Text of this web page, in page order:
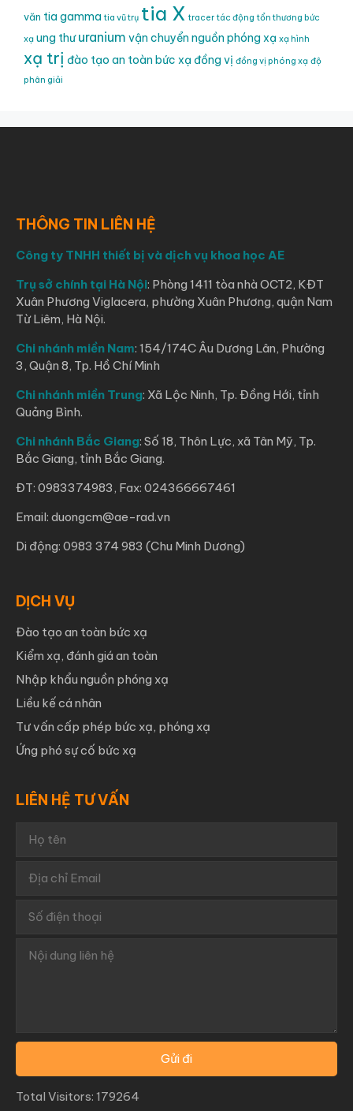
văn tia gamma tia vũ trụ tia X tracer tác động tổn thương bức
xạ ung thư uranium vận chuyển nguồn phóng xạ xạ hình
xạ trị đào tạo an toàn bức xạ đồng vị đồng vị phóng xạ độ
phân giải
THÔNG TIN LIÊN HỆ
Công ty TNHH thiết bị và dịch vụ khoa học AE
Trụ sở chính tại Hà Nội: Phòng 1411 tòa nhà OCT2, KĐT
Xuân Phương Viglacera, phường Xuân Phương, quận Nam
Từ Liêm, Hà Nội.
Chi nhánh miền Nam: 154/174C Âu Dương Lân, Phường
3, Quận 8, Tp. Hồ Chí Minh
Chi nhánh miền Trung: Xã Lộc Ninh, Tp. Đồng Hới, tỉnh
Quảng Bình.
Chi nhánh Bắc Giang: Số 18, Thôn Lực, xã Tân Mỹ, Tp.
Bắc Giang, tỉnh Bắc Giang.
ĐT: 0983374983, Fax: 024366667461
Email: duongcm@ae-rad.vn
Di động: 0983 374 983 (Chu Minh Dương)
DỊCH VỤ
Đào tạo an toàn bức xạ
Kiểm xạ, đánh giá an toàn
Nhập khẩu nguồn phóng xạ
Liều kế cá nhân
Tư vấn cấp phép bức xạ, phóng xạ
Ứng phó sự cố bức xạ
LIÊN HỆ TƯ VẤN
Total Visitors: 179264